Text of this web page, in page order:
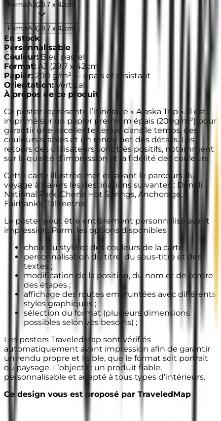
FormatA3(29.7 x 42cm
FormatA3(29.7 x 42cm
En stock
Personnalisable
Couleur: Bleu pastel
Format: A3 (29.7 x 42cm
Papier: 200 g/m² — épais et résistant
Orientation: Vertical
À propos de ce produit
Ce poster représente l’itinéraire « Alaska Trip ». Il est
imprimé sur un papier premium épais (200g/m²) pour
garantir une excellente tenue dans le temps, des
couleurs stables et un rendu net des détails. Les
retours des utilisateurs sont très positifs, notamment
sur la qualité d’impression et la fidélité des couleurs.
Cette carte illustrée met en avant le parcours du
voyage à travers les destinations suivantes : Denali
National Park, Chena Hot Springs, Anchorage,
Fairbanks, Talkeetna
Le poster peut être entièrement personnalisé avant
impression. Parmi les options disponibles :
choix du style et des couleurs de la carte ;
personnalisation du titre, du sous-titre et des
textes ;
modification de la position, du nom et de l'ordre
des étapes ;
affichage des routes empruntées avec différents
styles graphiques ;
sélection du format (plusieurs dimensions
possibles selon vos besoins) ;
Les posters TraveledMap sont vérifiés
automatiquement avant impression afin de garantir
un rendu propre et lisible, que le format soit portrait
ou paysage. L’objectif : un produit fiable,
personnalisable et adapté à tous types d’intérieurs.
Ce design vous est proposé par TraveledMap